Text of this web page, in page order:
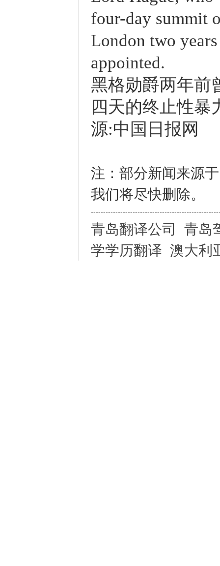
four-day summit
London two
appointed.
黑格勋爵两年前
四天的终止性暴
源:中国日报网
注：部分新闻来源
我们将尽快删除。
青岛翻译公司
青岛
学学历翻译 澳大利